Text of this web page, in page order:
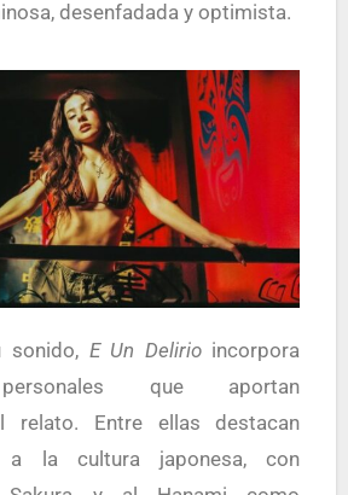
desenfadada y optimista.
sonido, E Un Delirioincorpora
que aportan
relato. Entre ellas destacan
a la cultura japonesa, con